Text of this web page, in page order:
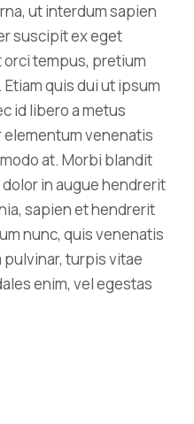
ut interdum sapien
suscipit ex eget
tempus, pretium
quis dui ut ipsum
id libero a metus
venenatis
at. Morbi blandit
in augue hendrerit
sapien et hendrerit
nunc, quis venenatis
pulvinar, turpis vitae
enim, vel egestas